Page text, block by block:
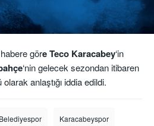
göre Teco Karacabey‘in
‘nin gelecek sezondan itibaren
anlaştığı iddia edildi.
Karacabeyspor